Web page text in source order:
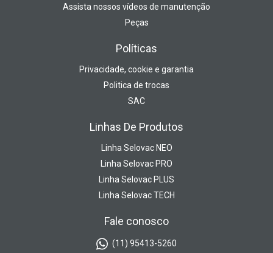
Assista nossos vídeos de manutenção
Peças
Políticas
Privacidade, cookie e garantia
Politica de trocas
SAC
Linhas De Produtos
Linha Selovac NEO
Linha Selovac PRO
Linha Selovac PLUS
Linha Selovac TECH
Fale conosco
(11) 95413-5260